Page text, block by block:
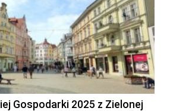
Gospodarki 2025 z Zielonej